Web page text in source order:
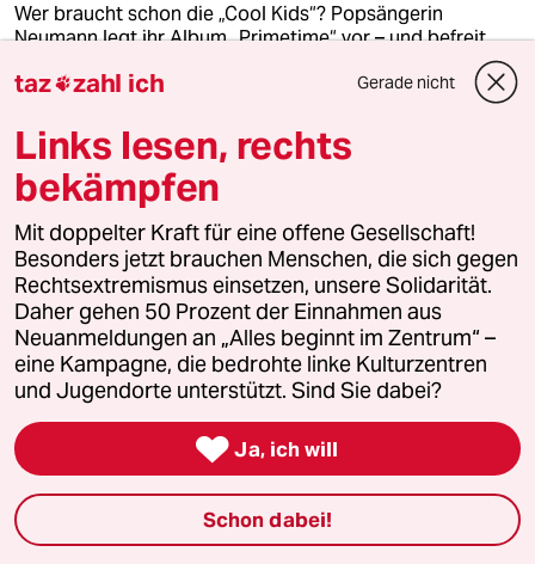
Wer braucht schon die „Cool Kids“? Popsängerin
Neumann legt ihr Album „Primetime“ vor – und befreit
Von Naomi Webster-Grundl
Junge Ku­ra­to­r*in­nen über Kunst
„Absolut nicht hoffnungsvoll“
Die Bremer Kunsthalle wird 200 und überlässt es einem
Kollektiv junger Menschen, die Ausstellung "Generation*.
taz zahl ich Gerade nicht
Links lesen, rechts
bekämpfen
Mit doppelter Kraft für eine offene Gesellschaft!
Besonders jetzt brauchen Menschen, die sich gegen
Rechtsextremismus einsetzen, unsere Solidarität.
Daher gehen 50 Prozent der Einnahmen aus
Neuanmeldungen an „Alles beginnt im Zentrum“ –
eine Kampagne, die bedrohte linke Kulturzentren
und Jugendorte unterstützt. Sind Sie dabei?
 Ja, ich will
Schon dabei!